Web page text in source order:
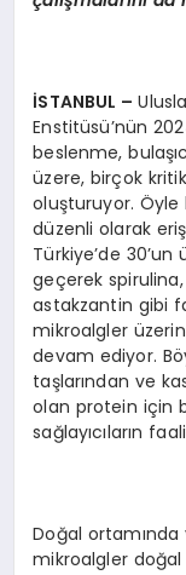
İSTANBUL –
Enstitüsü’nün
beslenme,
üzere, birçok
oluşturuyor. Öyle
düzenli olarak
Türkiye’de
geçerek
astakzantin gibi
mikroalgler
devam ediyor.
taşlarından ve
olan protein için
sağlayıcıların
Doğal
mikroalgler doğal